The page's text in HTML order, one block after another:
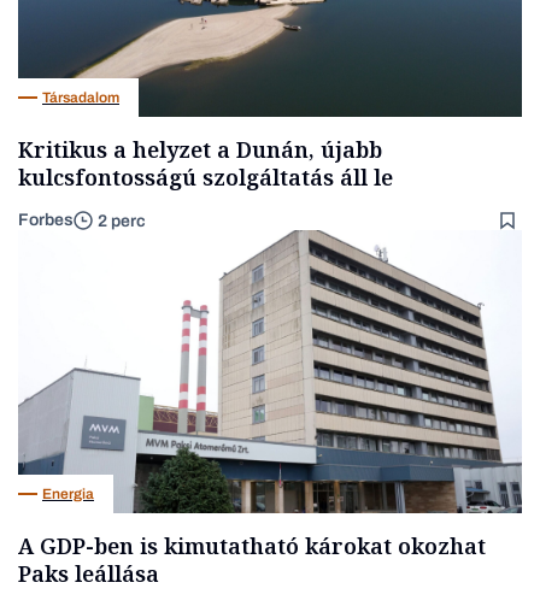
Társadalom
Kritikus a helyzet a Dunán, újabb
kulcsfontosságú szolgáltatás áll le
Forbes 2 perc
Energia
A GDP-ben is kimutatható károkat okozhat
Paks leállása